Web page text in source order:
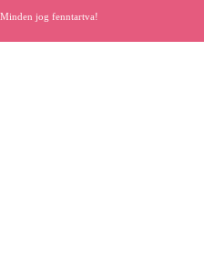
jog fenntartva!